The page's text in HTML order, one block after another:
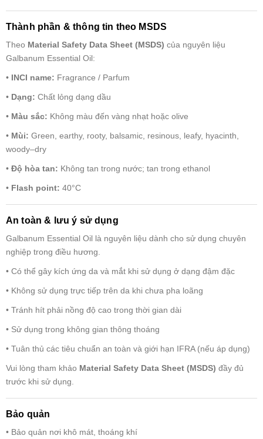
Thành phần & thông tin theo MSDS
Theo Material Safety Data Sheet (MSDS) của nguyên liệu
Galbanum Essential Oil:
• INCI name: Fragrance / Parfum
• Dạng: Chất lỏng dạng dầu
• Màu sắc: Không màu đến vàng nhạt hoặc olive
• Mùi: Green, earthy, rooty, balsamic, resinous, leafy, hyacinth,
woody–dry
• Độ hòa tan: Không tan trong nước; tan trong ethanol
• Flash point: 40°C
An toàn & lưu ý sử dụng
Galbanum Essential Oil là nguyên liệu dành cho sử dụng chuyên
nghiệp trong điều hương.
• Có thể gây kích ứng da và mắt khi sử dụng ở dạng đậm đặc
• Không sử dụng trực tiếp trên da khi chưa pha loãng
• Tránh hít phải nồng độ cao trong thời gian dài
• Sử dụng trong không gian thông thoáng
• Tuân thủ các tiêu chuẩn an toàn và giới hạn IFRA (nếu áp dụng)
Vui lòng tham khảo Material Safety Data Sheet (MSDS) đầy đủ
trước khi sử dụng.
Bảo quản
• Bảo quản nơi khô mát, thoáng khí